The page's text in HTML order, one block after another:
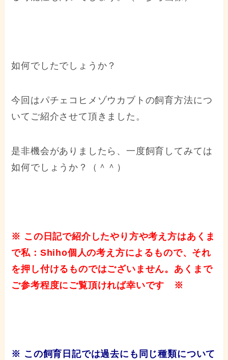
如何でしたでしょうか？
今回はパチェコヒメゾウカブトの飼育方法につ
いてご紹介させて頂きました。
是非機会がありましたら、一度飼育してみては
如何でしょうか？（＾＾）
※ この日記で紹介したやり方や考え方はあくま
で私：Shiho個人の考え方によるもので、それ
を押し付けるものではございません。あくまで
ご参考程度にご覧頂ければ幸いです ※
※ この飼育日記では過去にも同じ種類について